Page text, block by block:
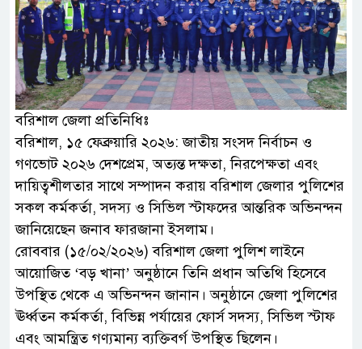
বরিশাল জেলা প্রতিনিধিঃ
বরিশাল, ১৫ ফেব্রুয়ারি ২০২৬: জাতীয় সংসদ নির্বাচন ও
গণভোট ২০২৬ দেশপ্রেম, অত্যন্ত দক্ষতা, নিরপেক্ষতা এবং
দায়িত্বশীলতার সাথে সম্পাদন করায় বরিশাল জেলার পুলিশের
সকল কর্মকর্তা, সদস্য ও সিভিল স্টাফদের আন্তরিক অভিনন্দন
জানিয়েছেন জনাব ফারজানা ইসলাম।
রোববার (১৫/০২/২০২৬) বরিশাল জেলা পুলিশ লাইনে
আয়োজিত ‘বড় খানা’ অনুষ্ঠানে তিনি প্রধান অতিথি হিসেবে
উপস্থিত থেকে এ অভিনন্দন জানান। অনুষ্ঠানে জেলা পুলিশের
ঊর্ধ্বতন কর্মকর্তা, বিভিন্ন পর্যায়ের ফোর্স সদস্য, সিভিল স্টাফ
এবং আমন্ত্রিত গণ্যমান্য ব্যক্তিবর্গ উপস্থিত ছিলেন।